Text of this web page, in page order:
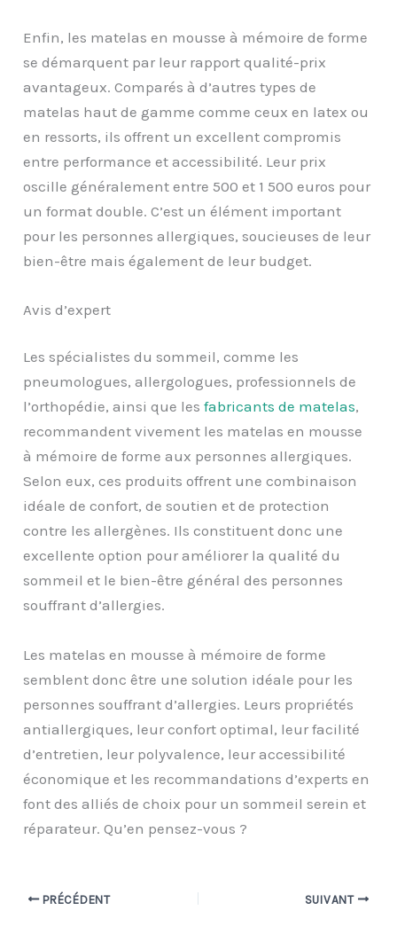
Enfin, les matelas en mousse à mémoire de forme
se démarquent par leur rapport qualité-prix
avantageux. Comparés à d’autres types de
matelas haut de gamme comme ceux en latex ou
en ressorts, ils offrent un excellent compromis
entre performance et accessibilité. Leur prix
oscille généralement entre 500 et 1 500 euros pour
un format double. C’est un élément important
pour les personnes allergiques, soucieuses de leur
bien-être mais également de leur budget.
Avis d’expert
Les spécialistes du sommeil, comme les
pneumologues, allergologues, professionnels de
l’orthopédie, ainsi que lesfabricants de matelas,
recommandent vivement les matelas en mousse
à mémoire de forme aux personnes allergiques.
Selon eux, ces produits offrent une combinaison
idéale de confort, de soutien et de protection
contre les allergènes. Ils constituent donc une
excellente option pour améliorer la qualité du
sommeil et le bien-être général des personnes
souffrant d’allergies.
Les matelas en mousse à mémoire de forme
semblent donc être une solution idéale pour les
personnes souffrant d’allergies. Leurs propriétés
antiallergiques, leur confort optimal, leur facilité
d’entretien, leur polyvalence, leur accessibilité
économique et les recommandations d’experts en
font des alliés de choix pour un sommeil serein et
réparateur. Qu’en pensez-vous ?
PRÉCÉDENT SUIVANT